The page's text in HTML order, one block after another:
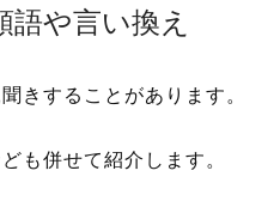
語や言い換え
きすることがあります。
も併せて紹介します。